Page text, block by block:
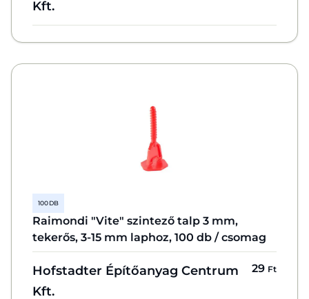
Kft.
100 DB
Raimondi "Vite" szintező talp 3 mm,
tekerős, 3-15 mm laphoz, 100 db / csomag
Hofstadter Építőanyag Centrum
Kft.
29 Ft